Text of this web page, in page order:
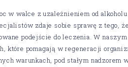
w walce z uzależnieniem od
zdaje sobie sprawę z tego,
podejście do leczenia. W
pomagają w regeneracji
warunkach, pod stałym